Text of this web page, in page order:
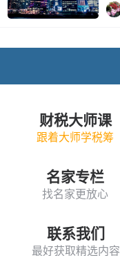
财税大师课
跟着大师学税筹
名家专栏
找名家更放心
联系我们
最好获取精选内容